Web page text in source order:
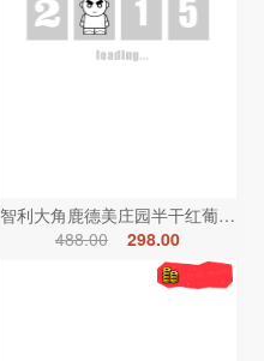
智利大角鹿德美庄园半干红葡萄酒
488.00
298.00